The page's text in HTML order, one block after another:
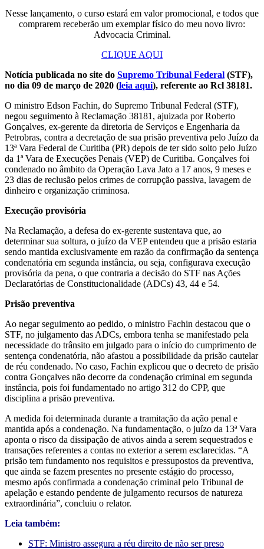
Nesse lançamento, o curso estará em valor promocional, e todos que
comprarem receberão um exemplar físico do meu novo livro:
Advocacia Criminal.
CLIQUE AQUI
Notícia publicada no site do Supremo Tribunal Federal (STF),
no dia 09 de março de 2020 (leia aqui), referente ao Rcl 38181.
O ministro Edson Fachin, do Supremo Tribunal Federal (STF),
negou seguimento à Reclamação 38181, ajuizada por Roberto
Gonçalves, ex-gerente da diretoria de Serviços e Engenharia da
Petrobras, contra a decretação de sua prisão preventiva pelo Juízo da
13ª Vara Federal de Curitiba (PR) depois de ter sido solto pelo Juízo
da 1ª Vara de Execuções Penais (VEP) de Curitiba. Gonçalves foi
condenado no âmbito da Operação Lava Jato a 17 anos, 9 meses e
23 dias de reclusão pelos crimes de corrupção passiva, lavagem de
dinheiro e organização criminosa.
Execução provisória
Na Reclamação, a defesa do ex-gerente sustentava que, ao
determinar sua soltura, o juízo da VEP entendeu que a prisão estaria
sendo mantida exclusivamente em razão da confirmação da sentença
condenatória em segunda instância, ou seja, configurava execução
provisória da pena, o que contraria a decisão do STF nas Ações
Declaratórias de Constitucionalidade (ADCs) 43, 44 e 54.
Prisão preventiva
Ao negar seguimento ao pedido, o ministro Fachin destacou que o
STF, no julgamento das ADCs, embora tenha se manifestado pela
necessidade do trânsito em julgado para o início do cumprimento de
sentença condenatória, não afastou a possibilidade da prisão cautelar
de réu condenado. No caso, Fachin explicou que o decreto de prisão
contra Gonçalves não decorre da condenação criminal em segunda
instância, pois foi fundamentado no artigo 312 do CPP, que
disciplina a prisão preventiva.
A medida foi determinada durante a tramitação da ação penal e
mantida após a condenação. Na fundamentação, o juízo da 13ª Vara
aponta o risco da dissipação de ativos ainda a serem sequestrados e
transações referentes a contas no exterior a serem esclarecidas. “A
prisão tem fundamento nos requisitos e pressupostos da preventiva,
que ainda se fazem presentes no presente estágio do processo,
mesmo após confirmada a condenação criminal pelo Tribunal de
apelação e estando pendente de julgamento recursos de natureza
extraordinária”, concluiu o relator.
Leia também:
STF: Ministro assegura a réu direito de não ser preso